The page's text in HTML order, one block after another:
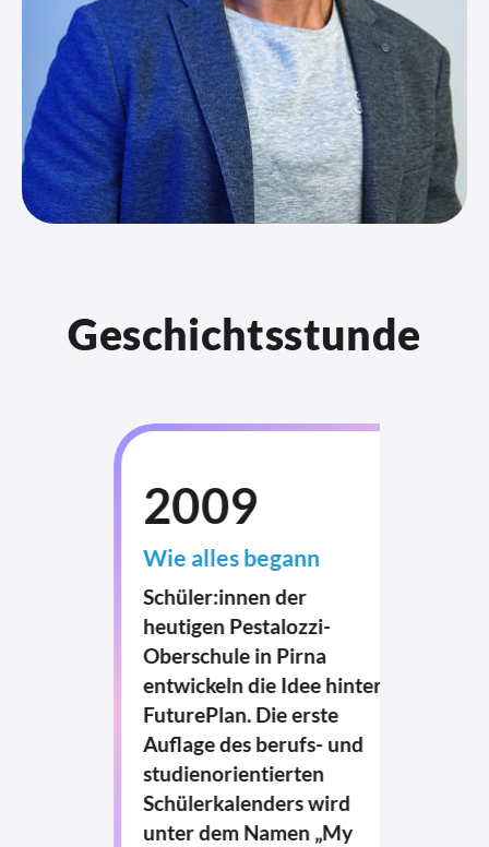
Geschichtsstunde
2009
Wie alles begann
Schüler:innen der
heutigen Pestalozzi-
Oberschule in Pirna
entwickeln die Idee hinter
FuturePlan. Die erste
Auflage des berufs- und
studienorientierten
Schülerkalenders wird
unter dem Namen „My